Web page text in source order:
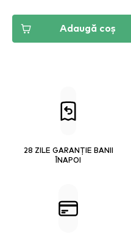
Adaugă coș
28 ZILE GARANȚIE BANII
ÎNAPOI